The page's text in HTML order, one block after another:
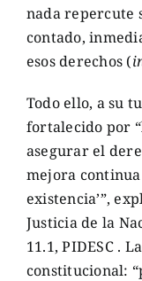
nada repercute
contado,
esos derechos (
Todo ello, a su
fortalecido por
asegurar el
mejora
existencia’”,
Justicia de la
11.1, PIDESC .
constitucional: